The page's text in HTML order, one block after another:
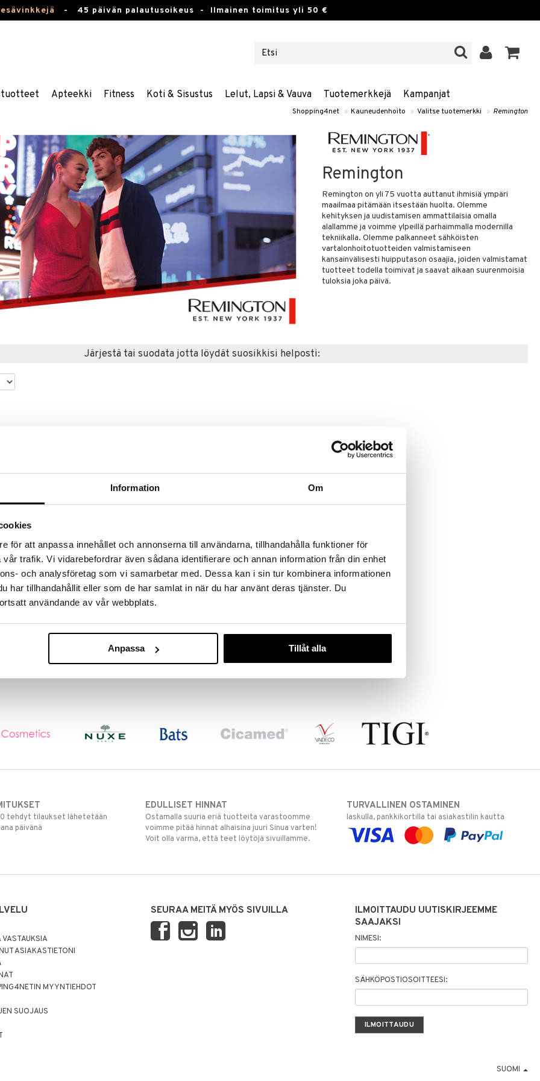
Information Om
för att anpassa innehållet och annonserna till användarna, tillhandahålla funktioner för
trafik. Vi vidarebefordrar även sådana identifierare och annan information från din enhet
och analysföretag som vi samarbetar med. Dessa kan i sin tur kombinera informationen
har tillhandahållit eller som de har samlat in när du har använt deras tjänster. Du
användande av vår webbplats.
Anpassa Tillåt alla
- 45 päivän palautusoikeus - Ilmainen toimitus yli 50 €
Apteekki Fitness Koti & Sisustus Lelut, Lapsi & Vauva Tuotemerkkejä Kampanjat
Shopping4net » Kauneudenhoito » Valitse tuotemerkki » Remington
Remington
Remington on yli 75 vuotta auttanut ihmisiä ympäri
maailmaa pitämään itsestään huolta. Olemme
kehityksen ja uudistamisen ammattilaisia omalla
alallamme ja voimme ylpeillä parhaimmalla modernilla
tekniikalla. Olemme palkanneet sähköisten
vartalonhoitotuotteiden valmistamiseen
kansainvälisesti huipputason osaajia, joiden valmistamat
tuotteet todella toimivat ja saavat aikaan suurenmoisia
tuloksia joka päivä.
Järjestä tai suodata jotta löydät suosikkisi helposti:
H5670 Jumbo Rollers
REMINGTON
Isot lämpörullat Remingtonilta, 12
kpl kahdessa eri koossa
XR1600 RX7 Ultimate Head
Shaver
REMINGTON
Remingtonin Head shaver
tehdyt tilaukset lähetetään
päivänä
EDULLISET HINNAT
Ostamalla suuria eriä tuotteita varastoomme
voimme pitää hinnat alhaisina juuri Sinua varten!
Voit olla varma, että teet löytöjä sivuillamme.
TURVALLINEN OSTAMINEN
laskulla, pankkikortilla tai asiakastilin kautta
ASIAKASTIETONI
MYYNTIEHDOT
SUOJAUS
SEURAA MEITÄ MYÖS SIVUILLA
ILMOITTAUDU UUTISKIRJEEMME
SAAJAKSI
NIMESI:
SÄHKÖPOSTIOSOITTEESI:
SUOMI